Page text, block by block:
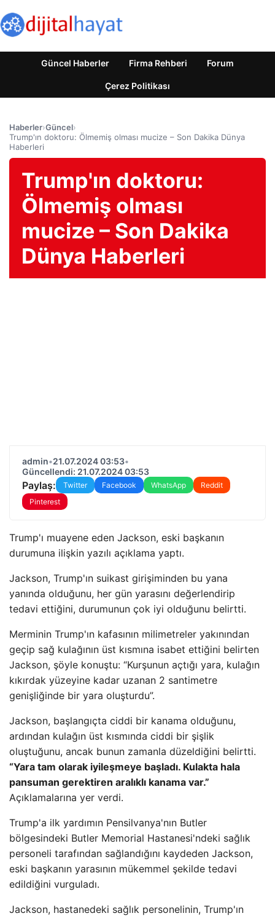
Güncel Haberler Firma Rehberi Forum
Çerez Politikası
Haberler›Güncel›
Trump'ın doktoru: Ölmemiş olması mucize – Son Dakika Dünya
Haberleri
Trump'ın doktoru:
Ölmemiş olması
mucize – Son Dakika
Dünya Haberleri
admin•21.07.2024 03:53•
Güncellendi: 21.07.2024 03:53
Paylaş: Twitter Facebook WhatsApp
Reddit
Pinterest
Trump'ı muayene eden Jackson, eski başkanın
durumuna ilişkin yazılı açıklama yaptı.
Jackson, Trump'ın suikast girişiminden bu yana
yanında olduğunu, her gün yarasını değerlendirip
tedavi ettiğini, durumunun çok iyi olduğunu belirtti.
Merminin Trump'ın kafasının milimetreler yakınından
geçip sağ kulağının üst kısmına isabet ettiğini belirten
Jackson, şöyle konuştu: “Kurşunun açtığı yara, kulağın
kıkırdak yüzeyine kadar uzanan 2 santimetre
genişliğinde bir yara oluşturdu”.
Jackson, başlangıçta ciddi bir kanama olduğunu,
ardından kulağın üst kısmında ciddi bir şişlik
oluştuğunu, ancak bunun zamanla düzeldiğini belirtti.
“Yara tam olarak iyileşmeye başladı. Kulakta hala
pansuman gerektiren aralıklı kanama var.”
Açıklamalarına yer verdi.
Trump'a ilk yardımın Pensilvanya'nın Butler
bölgesindeki Butler Memorial Hastanesi'ndeki sağlık
personeli tarafından sağlandığını kaydeden Jackson,
eski başkanın yarasının mükemmel şekilde tedavi
edildiğini vurguladı.
Jackson, hastanedeki sağlık personelinin, Trump'ın